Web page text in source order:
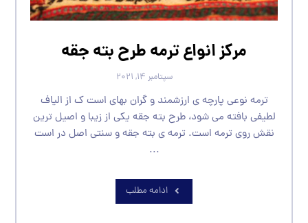
مرکز انواع ترمه طرح بته جقه
سپتامبر ۱۴, ۲۰۲۱
ترمه نوعی پارچه ی ارزشمند و گران بهای است ک از الیاف
لطیفی بافته می شود، طرح بته جقه یکی از زیبا و اصیل ترین
نقش روی ترمه است. ترمه ی بته جقه و سنتی اصل در است
...
ادامه مطلب